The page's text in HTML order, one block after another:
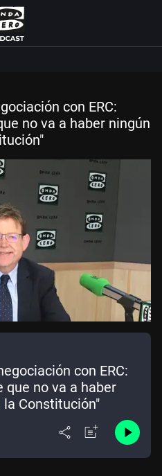
con ERC:
no va a haber ningún
con ERC:
que no va a haber
Constitución"